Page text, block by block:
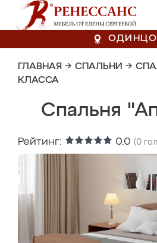
ГЛАВНАЯ → СПАЛЬНИ →
КЛАССА
Спальня
Рейтинг: 0.0 (0